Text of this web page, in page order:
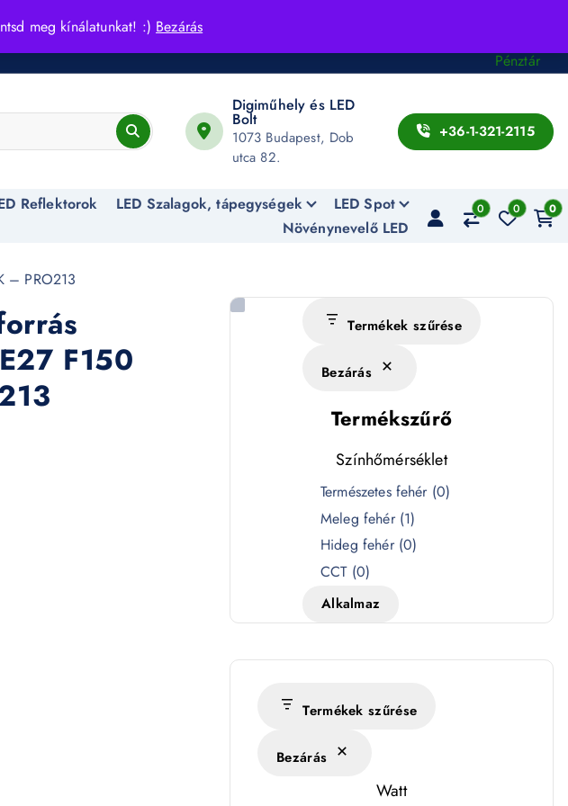
meg kínálatunkat! :) Bezárás
Pénztár
Digiműhely és LED
Bolt
1073 Budapest, Dob
utca 82.
+36-1-321-2115
Reflektorok LED Szalagok, tápegységek
LED Spot
Növénynevelő LED
0 0 0
– PRO213
F150
Termékek szűrése
Bezárás
Termékszűrő
Színhőmérséklet
é
s
k
Természetes fehér (0)
Meleg fehér (1)
Hideg fehér (0)
CCT (0)
Alkalmaz
Termékek szűrése
Bezárás
Watt